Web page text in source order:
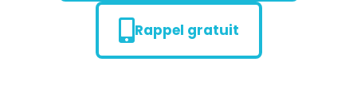
Rappel gratuit